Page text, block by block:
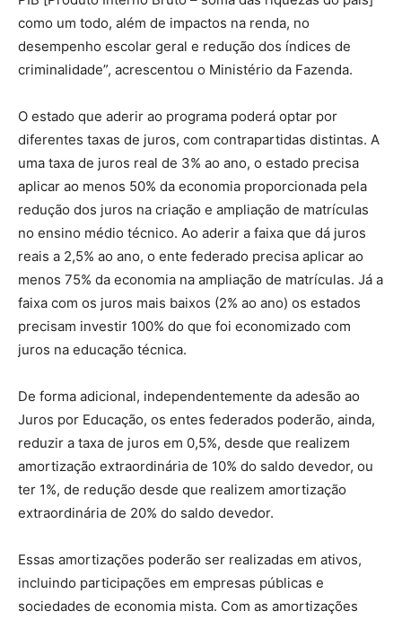
como um todo, além de impactos na renda, no
desempenho escolar geral e redução dos índices de
criminalidade”, acrescentou o Ministério da Fazenda.
O estado que aderir ao programa poderá optar por
diferentes taxas de juros, com contrapartidas distintas. A
uma taxa de juros real de 3% ao ano, o estado precisa
aplicar ao menos 50% da economia proporcionada pela
redução dos juros na criação e ampliação de matrículas
no ensino médio técnico. Ao aderir a faixa que dá juros
reais a 2,5% ao ano, o ente federado precisa aplicar ao
menos 75% da economia na ampliação de matrículas. Já a
faixa com os juros mais baixos (2% ao ano) os estados
precisam investir 100% do que foi economizado com
juros na educação técnica.
De forma adicional, independentemente da adesão ao
Juros por Educação, os entes federados poderão, ainda,
reduzir a taxa de juros em 0,5%, desde que realizem
amortização extraordinária de 10% do saldo devedor, ou
ter 1%, de redução desde que realizem amortização
extraordinária de 20% do saldo devedor.
Essas amortizações poderão ser realizadas em ativos,
incluindo participações em empresas públicas e
sociedades de economia mista. Com as amortizações